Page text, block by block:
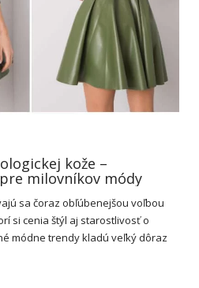
kože –
milovníkov módy
sa čoraz obľúbenejšou voľbou
si cenia štýl aj starostlivosť o
módne trendykladú veľkýdôraz